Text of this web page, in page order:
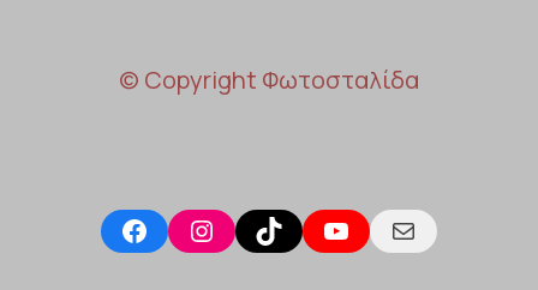
© Copyright Φωτοσταλίδα
Facebook Instagram TikTok YouTube